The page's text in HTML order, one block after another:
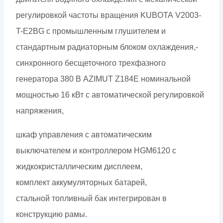
регулировкой частоты вращения KUBOTA V2003-
T-E2BG с промышленным глушителем и
стандартным радиаторным блоком охлаждения,-
синхронного бесщеточного трехфазного
генератора 380 В AZIMUT Z184E номинальной
мощностью 16 кВт c автоматической регулировкой
напряжения,
шкаф управления с автоматическим
выключателем и контроллером HGM6120 с
жидкокристаллическим дисплеем,
комплект аккумуляторных батарей,
стальной топливный бак интегрирован в
конструкцию рамы.